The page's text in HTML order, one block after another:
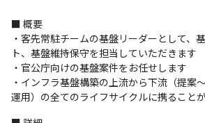
■ 概要
・客先常駐チームの基盤リーダーとして、
ト、基盤維持保守を担当していただきます
・官公庁向けの基盤案件をお任せします
・インフラ基盤構築の上流から下流（提案
運用）の全てのライフサイクルに携ること